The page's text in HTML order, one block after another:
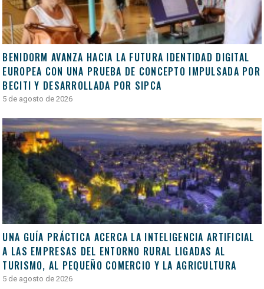
BENIDORM AVANZA HACIA LA FUTURA IDENTIDAD DIGITAL
EUROPEA CON UNA PRUEBA DE CONCEPTO IMPULSADA POR
BECITI Y DESARROLLADA POR SIPCA
5 de agosto de 2026
UNA GUÍA PRÁCTICA ACERCA LA INTELIGENCIA ARTIFICIAL
A LAS EMPRESAS DEL ENTORNO RURAL LIGADAS AL
TURISMO, AL PEQUEÑO COMERCIO Y LA AGRICULTURA
5 de agosto de 2026